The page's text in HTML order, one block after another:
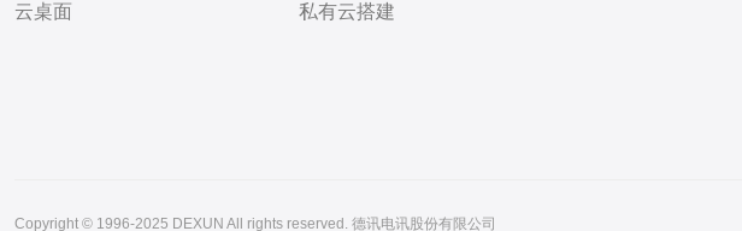
云桌面 私有云搭建
Copyright © 1996-2025 DEXUN All rights reserved. 德讯电讯股份有限公司